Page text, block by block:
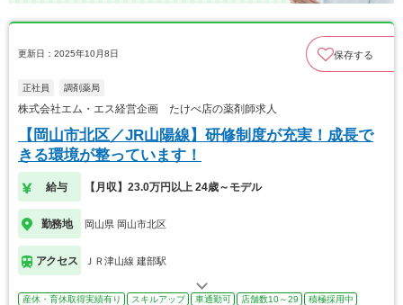
更新日：2025年10月8日 保存する
正社員 調剤薬局
株式会社エム・エス経営企画 たけべ店の薬剤師求人
【岡山市北区／JR山陽線】研修制度が充実！成長で
きる環境が整っています！
給与 【月収】23.0万円以上 24歳～モデル
勤務地 岡山県 岡山市北区
アクセス ＪＲ津山線 建部駅
産休・育休取得実績有り スキルアップ 車通勤可 店舗数10～29 積極採用中